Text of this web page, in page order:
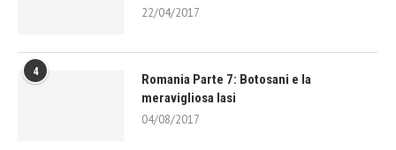
22/04/2017
4
Romania Parte 7: Botosani e la
meravigliosa Iasi
04/08/2017